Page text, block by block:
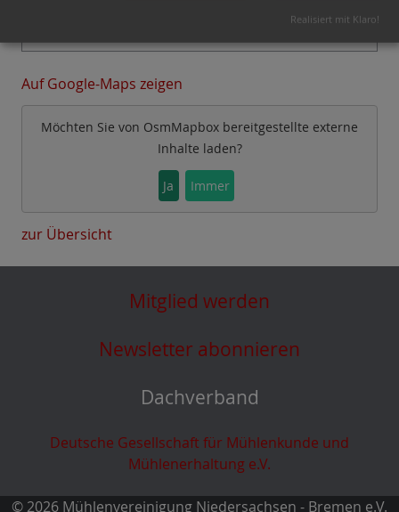
Auf Google-Maps zeigen
Möchten Sie von OsmMapbox bereitgestellte externe
Inhalte laden?
Ja Immer
zur Übersicht
Mitglied werden
Newsletter abonnieren
Dachverband
Deutsche Gesellschaft für Mühlenkunde und
Mühlenerhaltung e.V.
© 2026 Mühlenvereinigung Niedersachsen - Bremen e.V.
Realisiert mit Klaro!